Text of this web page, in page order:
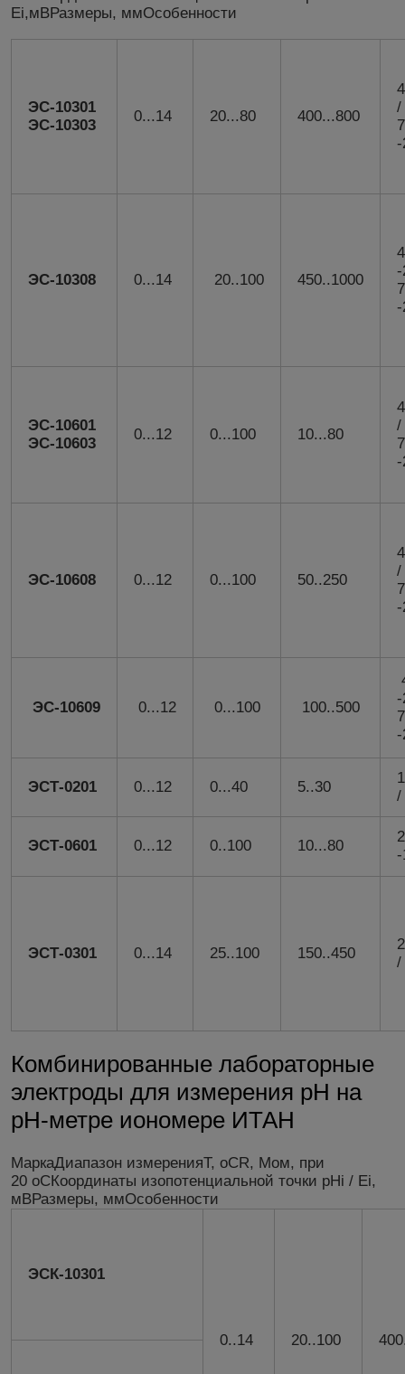
Ei,мВРазмеры, ммОсобенности
ЭС-10301
ЭС-10303
0...14 20...80 400...800
/
-
ЭС-10308 0...14 20..100 450..1000
-
-
ЭС-10601
ЭС-10603
0...12 0...100 10...80
/
-
ЭС-10608 0...12 0...100 50..250
/
-
ЭС-10609 0...12 0...100 100..500
-
ЭСТ-0201 0...12 0...40 5..30
/
ЭСТ-0601 0...12 0..100 10...80
-
ЭСТ-0301 0...14 25..100 150..450
/
Комбинированные лабораторные
электроды для измерения рН на
рН-метре иономере ИТАН
МаркаДиапазон измеренияT, оСR, Мом, при
20 оСКоординаты изопотенциальной точки pHi / Ei,
мВРазмеры, ммОсобенности
ЭСК-10301
0..14 20..100